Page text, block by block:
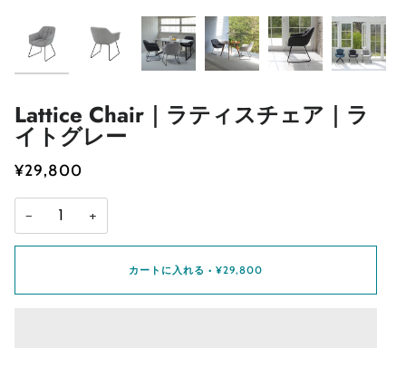
Lattice Chair｜ラティスチェア｜ラ
イトグレー
¥29,800
− +
カートに入れる • ¥29,800